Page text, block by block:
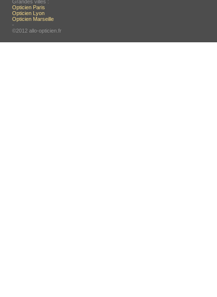
Grandes villes :
Opticien Paris
Opticien Lyon
Opticien Marseille
-
©2012 allo-opticien.fr